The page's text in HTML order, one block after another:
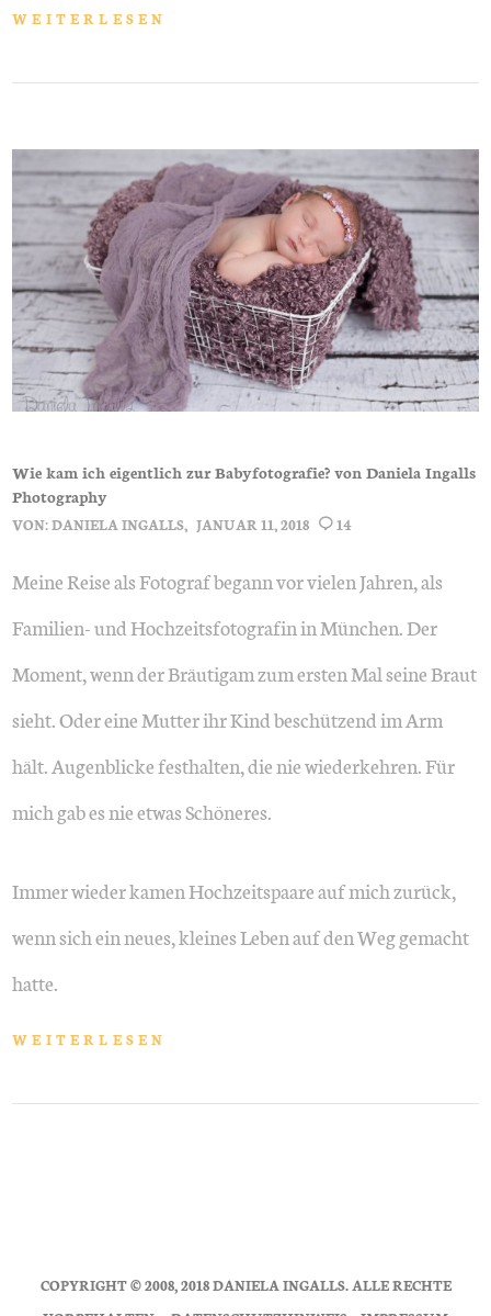
WEITERLESEN
Wie kam ich eigentlich zur Babyfotografie? von Daniela Ingalls
Photography
VON:DANIELA INGALLS JANUAR 11, 2018 14
Meine Reise als Fotograf begann vor vielen Jahren, als
Familien- und Hochzeitsfotografin in München. Der
Moment, wenn der Bräutigam zum ersten Mal seine Braut
sieht. Oder eine Mutter ihr Kind beschützend im Arm
hält. Augenblicke festhalten, die nie wiederkehren. Für
mich gab es nie etwas Schöneres.
Immer wieder kamen Hochzeitspaare auf mich zurück,
wenn sich ein neues, kleines Leben auf den Weg gemacht
hatte.
WEITERLESEN
COPYRIGHT © 2008, 2018 DANIELA INGALLS. ALLE RECHTE